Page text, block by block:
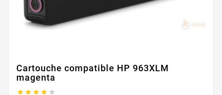
Cartouche compatible HP 963XLM
magenta
    